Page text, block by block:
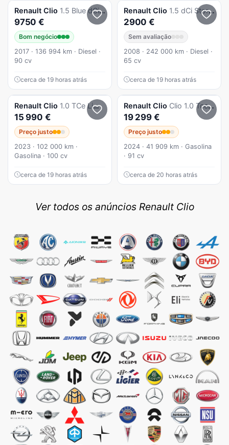
Renault Clio 1.5 Blue dCi Zen
9750 €
Bom negócio
2017 · 136 994 km · Diesel ·
90 cv
cerca de 19 horas atrás
Renault Clio 1.5 dCi Storia Pack
2900 €
Sem avaliação
2008 · 242 000 km · Diesel ·
65 cv
cerca de 19 horas atrás
Renault Clio 1.0 TCe Limited Bi-Fuel
15 990 €
Preço justo
2023 · 102 000 km ·
Gasolina · 100 cv
cerca de 19 horas atrás
Renault Clio Clio 1.0 Tce Esprit Alpine
19 299 €
Preço justo
2024 · 41 909 km · Gasolina
· 91 cv
cerca de 20 horas atrás
Ver todos os anúncios Renault Clio